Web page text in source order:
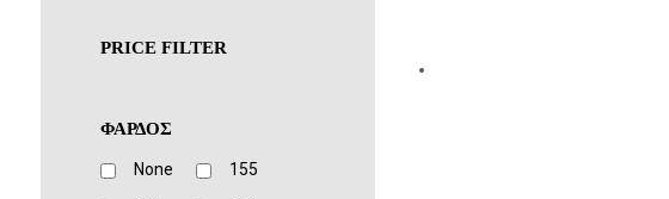
PRICE FILTER
ΦΑΡΔΟΣ
None 155